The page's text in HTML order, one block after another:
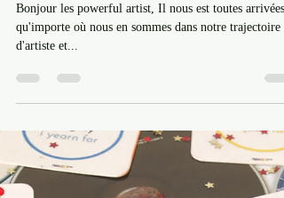
Que faire quand son canal créatif
est bloqué ?
Bonjour les powerful artist, Il nous est toutes arrivées,